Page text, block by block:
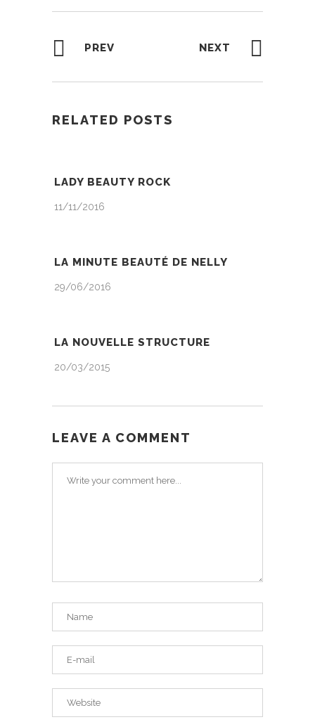
PREV NEXT
RELATED POSTS
LADY BEAUTY ROCK
11/11/2016
LA MINUTE BEAUTÉ DE NELLY
29/06/2016
LA NOUVELLE STRUCTURE
20/03/2015
LEAVE A COMMENT